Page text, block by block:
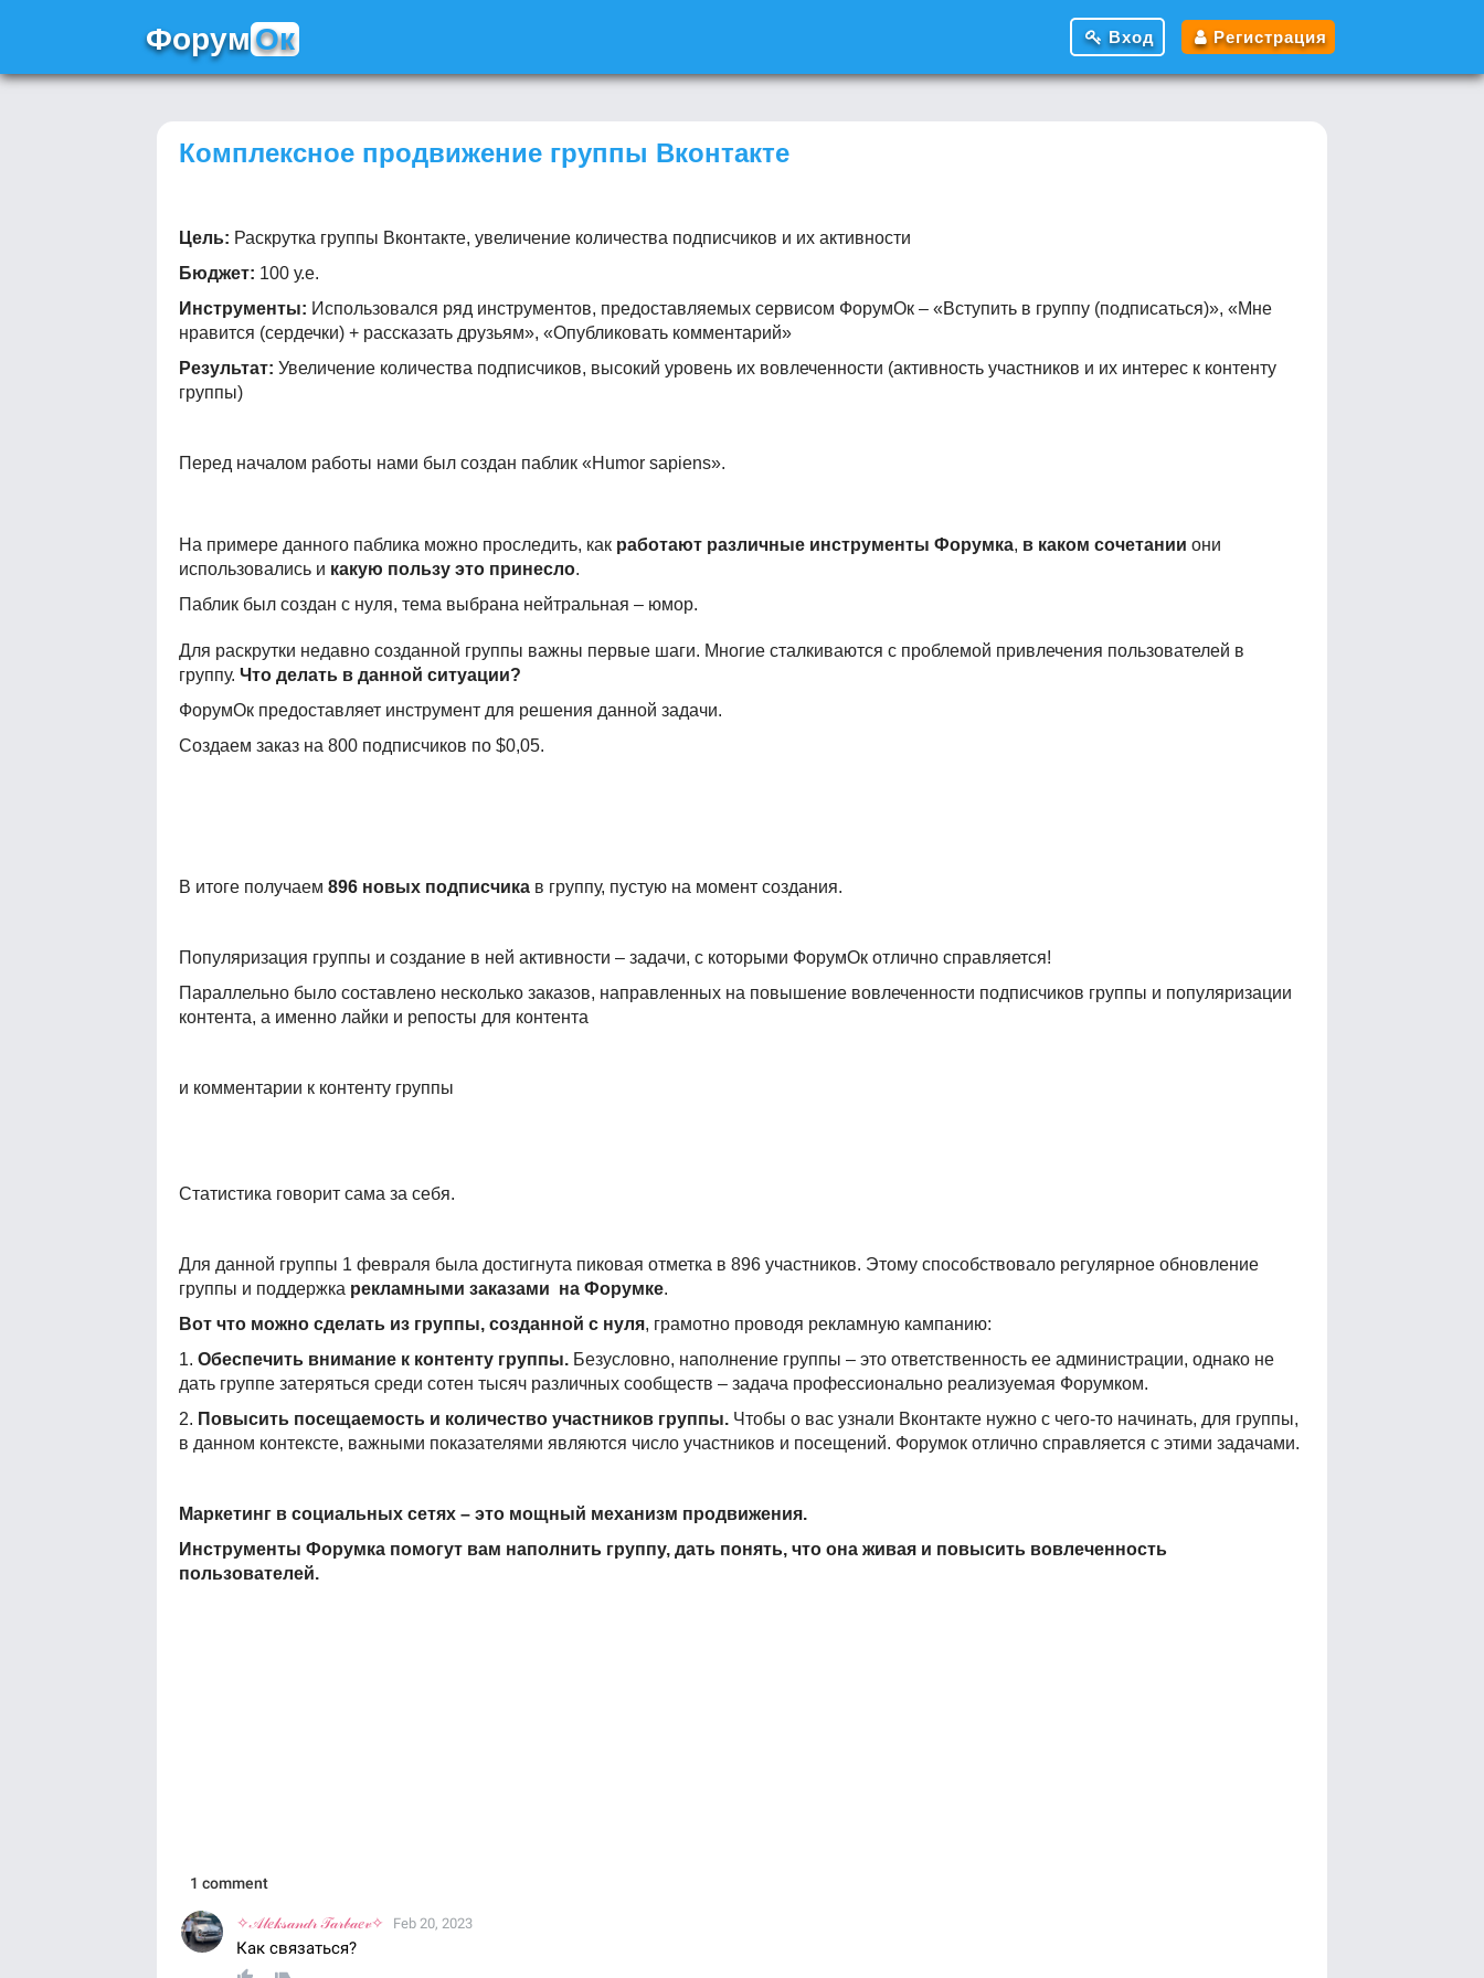
ФорумОк Вход Регистрация
Комплексное продвижение группы Вконтакте
Цель: Раскрутка группы Вконтакте, увеличение количества подписчиков и их активности
Бюджет: 100 у.е.
Инструменты: Использовался ряд инструментов, предоставляемых сервисом ФорумОк – «Вступить в группу (подписаться)», «Мне
нравится (сердечки) + рассказать друзьям», «Опубликовать комментарий»
Результат: Увеличение количества подписчиков, высокий уровень их вовлеченности (активность участников и их интерес к контенту
группы)
Перед началом работы нами был создан паблик «Humor sapiens».
На примере данного паблика можно проследить, как работают различные инструменты Форумка, в каком сочетании они
использовались и какую пользу это принесло.
Паблик был создан с нуля, тема выбрана нейтральная – юмор.
Для раскрутки недавно созданной группы важны первые шаги. Многие сталкиваются с проблемой привлечения пользователей в
группу. Что делать в данной ситуации?
ФорумОк предоставляет инструмент для решения данной задачи.
Создаем заказ на 800 подписчиков по $0,05.
В итоге получаем 896 новых подписчика в группу, пустую на момент создания.
Популяризация группы и создание в ней активности – задачи, с которыми ФорумОк отлично справляется!
Параллельно было составлено несколько заказов, направленных на повышение вовлеченности подписчиков группы и популяризации
контента, а именно лайки и репосты для контента
и комментарии к контенту группы
Статистика говорит сама за себя.
Для данной группы 1 февраля была достигнута пиковая отметка в 896 участников. Этому способствовало регулярное обновление
группы и поддержка рекламными заказами на Форумке.
Вот что можно сделать из группы, созданной с нуля, грамотно проводя рекламную кампанию:
1. Обеспечить внимание к контенту группы. Безусловно, наполнение группы – это ответственность ее администрации, однако не
дать группе затеряться среди сотен тысяч различных сообществ – задача профессионально реализуемая Форумком.
2. Повысить посещаемость и количество участников группы. Чтобы о вас узнали Вконтакте нужно с чего-то начинать, для группы,
в данном контексте, важными показателями являются число участников и посещений. Форумок отлично справляется с этими задачами.
Маркетинг в социальных сетях – это мощный механизм продвижения.
Инструменты Форумка помогут вам наполнить группу, дать понять, что она живая и повысить вовлеченность
пользователей.